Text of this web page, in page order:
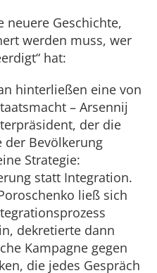
Geschichte,
werden muss, wer
hat:
hinterließen eine von
– Arsennij
der die
der Bevölkerung
Strategie:
statt Integration.
ließ sich
dekretierte dann
Kampagne gegen
die jedes Gespräch